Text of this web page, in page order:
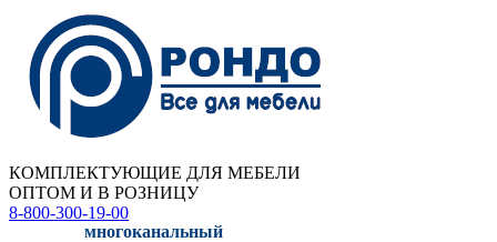
КОМПЛЕКТУЮЩИЕ ДЛЯ МЕБЕЛИ
ОПТОМ И В РОЗНИЦУ
8-800-300-19-00
многоканальный